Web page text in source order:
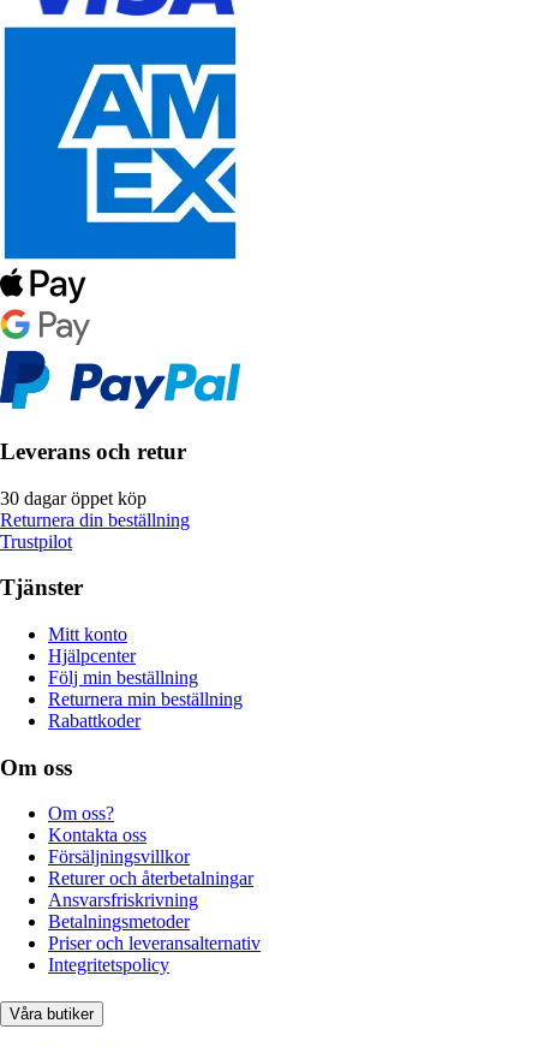
Leverans och retur
30 dagar öppet köp
Returnera din beställning
Trustpilot
Tjänster
Mitt konto
Hjälpcenter
Följ min beställning
Returnera min beställning
Rabattkoder
Om oss
Om oss?
Kontakta oss
Försäljningsvillkor
Returer och återbetalningar
Ansvarsfriskrivning
Betalningsmetoder
Priser och leveransalternativ
Integritetspolicy
Våra butiker